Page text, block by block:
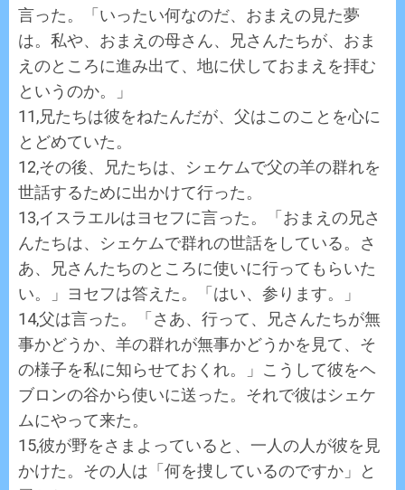
言った。「いったい何なのだ、おまえの見た夢
は。私や、おまえの母さん、兄さんたちが、おま
えのところに進み出て、地に伏しておまえを拝む
というのか。」
11,兄たちは彼をねたんだが、父はこのことを心に
とどめていた。
12,その後、兄たちは、シェケムで父の羊の群れを
世話するために出かけて行った。
13,イスラエルはヨセフに言った。「おまえの兄さ
んたちは、シェケムで群れの世話をしている。さ
あ、兄さんたちのところに使いに行ってもらいた
い。」ヨセフは答えた。「はい、参ります。」
14,父は言った。「さあ、行って、兄さんたちが無
事かどうか、羊の群れが無事かどうかを見て、そ
の様子を私に知らせておくれ。」こうして彼をヘ
ブロンの谷から使いに送った。それで彼はシェケ
ムにやって来た。
15,彼が野をさまよっていると、一人の人が彼を見
かけた。その人は「何を捜しているのですか」と